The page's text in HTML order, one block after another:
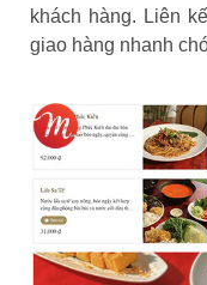
khách hàng. Liên
giao hàng nhanh